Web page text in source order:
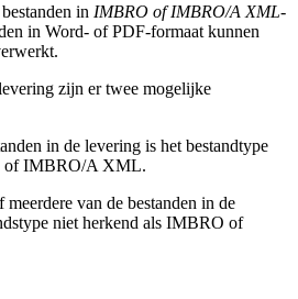
in IMBRO of IMBRO/A XML-
in Word- of PDF-formaat kunnen
zijn er twee mogelijke
in de levering is het bestandtype
of IMBRO/A XML.
van de bestanden in de
niet herkend als IMBRO of